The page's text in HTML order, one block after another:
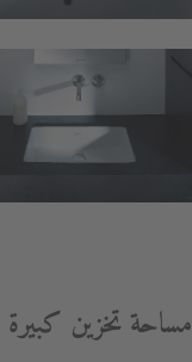
مساحة تخزين كبيرة